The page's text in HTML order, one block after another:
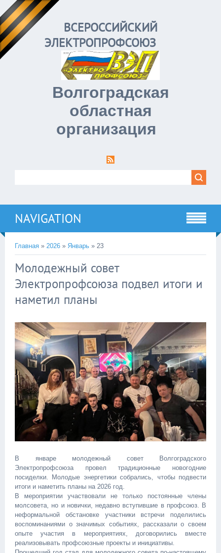
ВСЕРОССИЙСКИЙ
ЭЛЕКТРОПРОФСОЮЗ
Волгоградская
областная
организация
NAVIGATION
Главная » 2026 » Январь » 23
Молодежный совет
Электропрофсоюза подвел итоги и
наметил планы
В январе молодежный совет Волгоградского
Электропрофсоюза провел традиционные новогодние
посиделки. Молодые энергетики собрались, чтобы подвести
итоги и наметить планы на 2026 год. ‎ ‎
В мероприятии участвовали не только постоянные члены
молсовета, но и новички, недавно вступившие в профсоюз. В
неформальной обстановке участники встречи поделились
воспоминаниями о значимых событиях, рассказали о своем
опыте участия в мероприятиях, договорились вместе
реализовывать профсоюзные проекты и инициативы. ‎ ‎